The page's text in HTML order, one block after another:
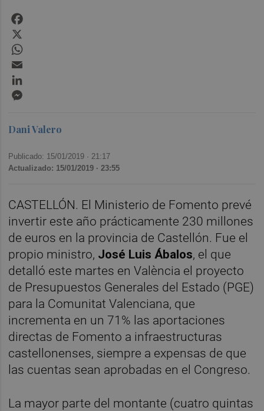
Dani Valero
Publicado: 15/01/2019 · 21:17
Actualizado: 15/01/2019 · 23:55
CASTELLÓN. El Ministerio de Fomento prevé
invertir este año prácticamente 230 millones
de euros en la provincia de Castellón. Fue el
propio ministro, José Luis Ábalos, el que
detalló este martes en València el proyecto
de Presupuestos Generales del Estado (PGE)
para la Comunitat Valenciana, que
incrementa en un 71% las aportaciones
directas de Fomento a infraestructuras
castellonenses, siempre a expensas de que
las cuentas sean aprobadas en el Congreso.
La mayor parte del montante (cuatro quintas